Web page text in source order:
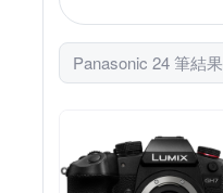
Panasonic 24 筆結果